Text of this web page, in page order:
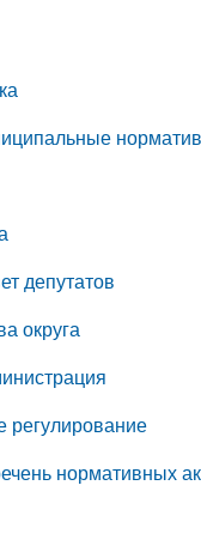
депутатов
округа
регулирование
нормативных